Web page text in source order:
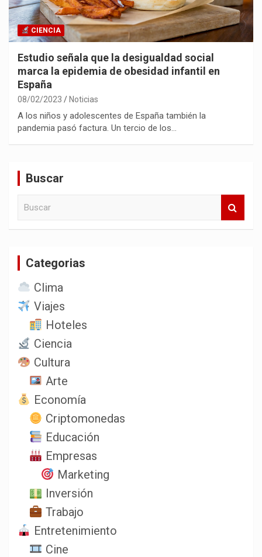
CIENCIA
Estudio señala que la desigualdad social
marca la epidemia de obesidad infantil en
España
08/02/2023 Noticias
A los niños y adolescentes de España también la
pandemia pasó factura. Un tercio de los…
Buscar
Categorias
Clima
Viajes
Hoteles
Ciencia
Cultura
Arte
Economía
Criptomonedas
Educación
Empresas
Marketing
Inversión
Trabajo
Entretenimiento
Cine